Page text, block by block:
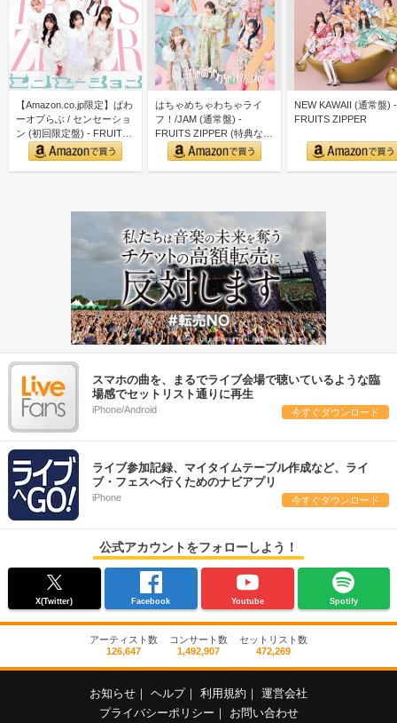
【Amazon.co.jp限定】ぱわ
ーオブらぶ / センセーショ
ン (初回限定盤) - FRUIT…
はちゃめちゃわちゃライ
フ！/JAM (通常盤) -
FRUITS ZIPPER (特典な
し)
NEW KAWAII (通常盤) -
FRUITS ZIPPER
スマホの曲を、まるでライブ会場で聴いているような臨
場感でセットリスト通りに再生
iPhone/Android 今すぐダウンロード
ライブ参加記録、マイタイムテーブル作成など、ライ
ブ・フェスへ行くためのナビアプリ
iPhone 今すぐダウンロード
公式アカウントをフォローしよう！
X(Twitter) Facebook Youtube Spotify
アーティスト数
126,647
コンサート数
1,492,907
セットリスト数
472,269
お知らせ ヘルプ 利用規約
運営会社
プライバシーポリシー
お問い合わせ